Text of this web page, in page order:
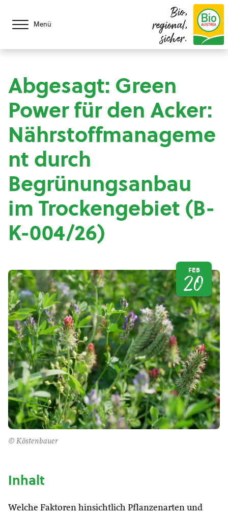
Menü
Bio,
regional,
sicher.
Abgesagt: Green
Power für den Acker:
Nährstoffmanageme
nt durch
Begrünungsanbau
im Trockengebiet (B-
K-004/26)
© Köstenbauer
FEB
20
Inhalt
Welche Faktoren hinsichtlich Pflanzenarten und